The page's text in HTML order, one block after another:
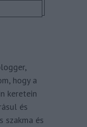
hogy a
keretein
és
szakma és